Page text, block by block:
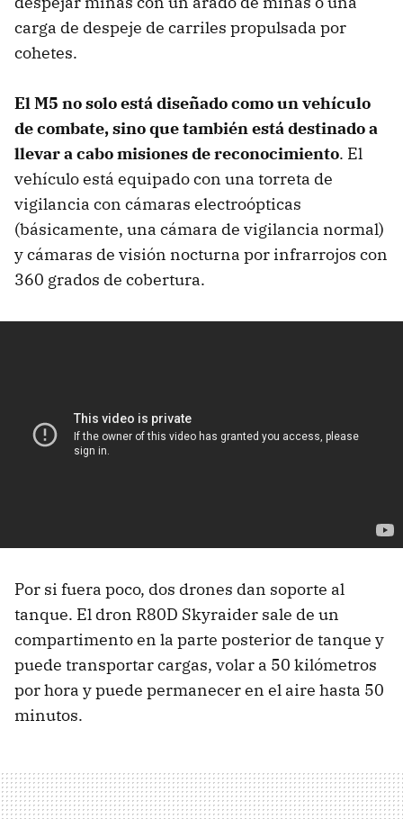
carga de despeje de carriles propulsada por
cohetes.
El M5 no solo está diseñado como un vehículo
de combate, sino que también está destinado a
llevar a cabo misiones de reconocimiento. El
vehículo está equipado con una torreta de
vigilancia con cámaras electroópticas
(básicamente, una cámara de vigilancia normal)
y cámaras de visión nocturna por infrarrojos con
360 grados de cobertura.
Por si fuera poco, dos drones dan soporte al
tanque. El dron R80D Skyraider sale de un
compartimento en la parte posterior de tanque y
puede transportar cargas, volar a 50 kilómetros
por hora y puede permanecer en el aire hasta 50
minutos.